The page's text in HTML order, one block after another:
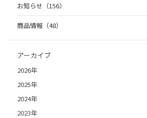
お知らせ（156）
商品情報（48）
アーカイブ
2026年
2025年
2024年
2023年